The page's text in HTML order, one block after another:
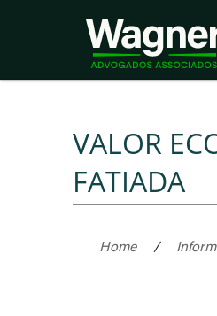
VALOR
FATIADA
Home /